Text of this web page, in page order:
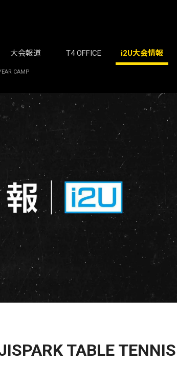
大会報道 T4 OFFICE i2U大会情報
CAMP
TABLE TENNIS